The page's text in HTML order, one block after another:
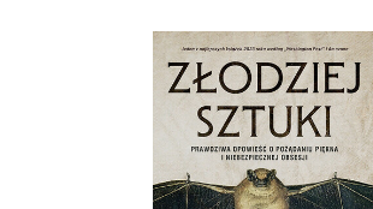
ZŁODZIEJ SZTUKI.
PRAWDZIWA OPOWIEŚĆ
O POŻĄDANIU PIĘKNA I
NIEBEZPIECZNEJ
OBSESJI